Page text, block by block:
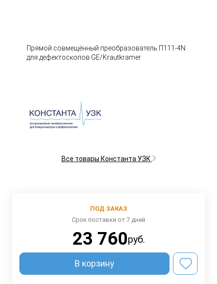
Прямой совмещённый преобразователь П111-4N
для дефектоскопов GE/Krautkramer
Все товары Константа УЗК
ПОД ЗАКАЗ
Срок поставки от 7 дней
23 760руб.
В корзину